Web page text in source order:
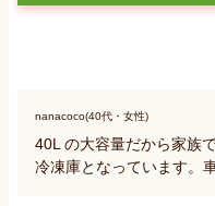
nanacoco(40代・女性)
40L の大容量だから家族
冷凍庫となっています。